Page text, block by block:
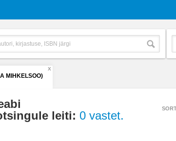
MIHKELSOO)
X
leiti: 0 vastet.